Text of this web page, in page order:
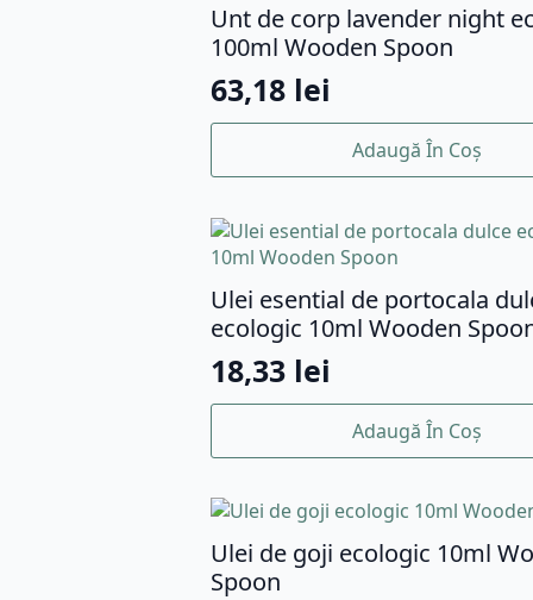
Unt de corp lavender night
100ml Wooden Spoon
63,18 lei
Adaugă În Coș
Ulei esential de portocala
ecologic 10ml Wooden
18,33 lei
Adaugă În Coș
Ulei de goji ecologic 10ml
Spoon